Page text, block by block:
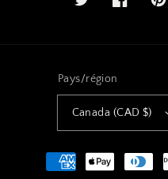
Twitter Facebook
Pays/région
Canada (CAD $)
Méthodes